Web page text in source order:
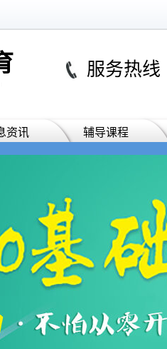
服务热线
资讯 辅导课程